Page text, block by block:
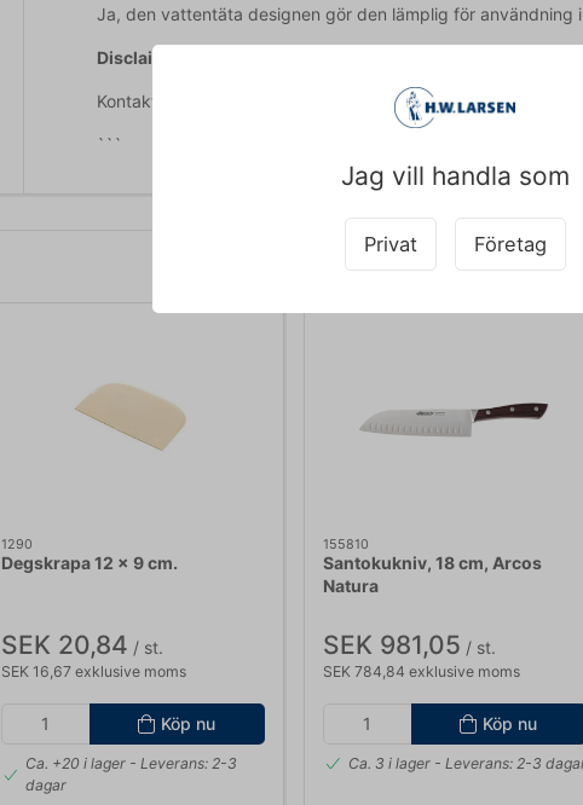
Jag vill handla som
Privat Företag
Ja, den vattentäta designen gör den lämplig för användning
Disclaimer:
Kontakta oss på: info@dittforetag.se
```
Köpt tillsammans med
1290
Degskrapa 12 x 9 cm.
SEK 20,84 / st.
SEK 16,67 exklusive moms
Köp nu
Ca. +20 i lager- Leverans: 2-3
dagar
155810
Santokukniv, 18 cm, Arcos
Natura
SEK 981,05 / st.
SEK 784,84 exklusive moms
Köp nu
Ca. 3 i lager - Leverans: 2-3